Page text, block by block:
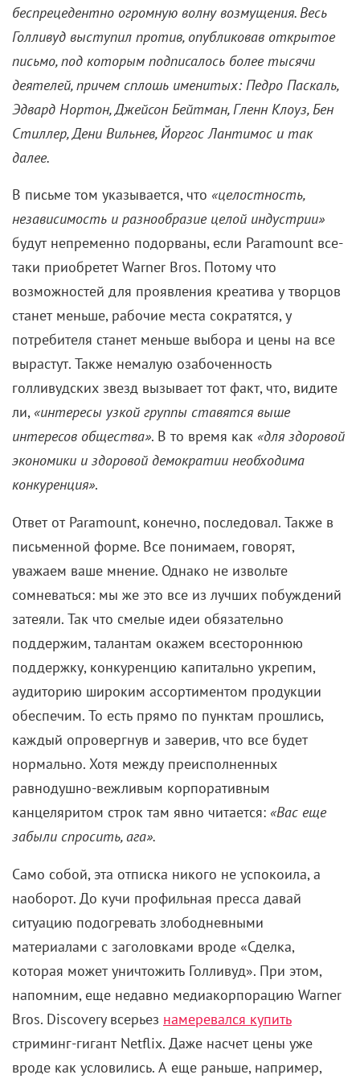
беспрецедентно огромную волну возмущения. Весь
Голливуд выступил против, опубликовав открытое
письмо, под которым подписалось более тысячи
деятелей, причем сплошь именитых: Педро Паскаль,
Эдвард Нортон, Джейсон Бейтман, Гленн Клоуз, Бен
Стиллер, Дени Вильнев, Йоргос Лантимос и так
далее.
В письме том указывается, что «целостность,
независимость и разнообразие целой индустрии»
будут непременно подорваны, если Paramount все-
таки приобретет Warner Bros. Потому что
возможностей для проявления креатива у творцов
станет меньше, рабочие места сократятся, у
потребителя станет меньше выбора и цены на все
вырастут. Также немалую озабоченность
голливудских звезд вызывает тот факт, что, видите
ли,«интересы узкой группы ставятся выше
интересов общества». В то время как «для здоровой
экономики и здоровой демократии необходима
конкуренция».
Ответ от Paramount, конечно, последовал. Также в
письменной форме. Все понимаем, говорят,
уважаем ваше мнение. Однако не извольте
сомневаться: мы же это все из лучших побуждений
затеяли. Так что смелые идеи обязательно
поддержим, талантам окажем всестороннюю
поддержку, конкуренцию капитально укрепим,
аудиторию широким ассортиментом продукции
обеспечим. То есть прямо по пунктам прошлись,
каждый опровергнув и заверив, что все будет
нормально. Хотя между преисполненных
равнодушно-вежливым корпоративным
канцеляритом строк там явно читается: «Вас еще
забыли спросить, ага».
Само собой, эта отписка никого не успокоила, а
наоборот. До кучи профильная пресса давай
ситуацию подогревать злободневными
материалами с заголовками вроде «Сделка,
которая может уничтожить Голливуд». При этом,
напомним, еще недавно медиакорпорацию Warner
Bros. Discovery всерьез намеревался купить
стриминг-гигант Netflix. Даже насчет цены уже
вроде как условились. А еще раньше, например,